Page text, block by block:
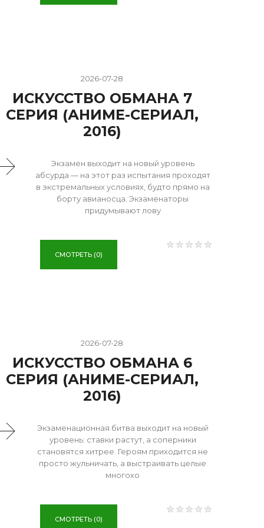
2026-07-28
ИСКУССТВО ОБМАНА 7
СЕРИЯ (АНИМЕ-СЕРИАЛ,
2016)
Экзамен выходит на новый уровень
абсурда — на этот раз испытания проходят
в экстремальных условиях, будто прямо на
борту авианосца. Экзаменаторы
придумывают лову
СМОТРЕТЬ (0)
2026-07-28
ИСКУССТВО ОБМАНА 6
СЕРИЯ (АНИМЕ-СЕРИАЛ,
2016)
Экзаменационная битва выходит на новый
уровень: ставки растут, а соперники
становятся хитрее. Героям приходится не
просто жульничать, а выстраивать целые
многохо
СМОТРЕТЬ (0)